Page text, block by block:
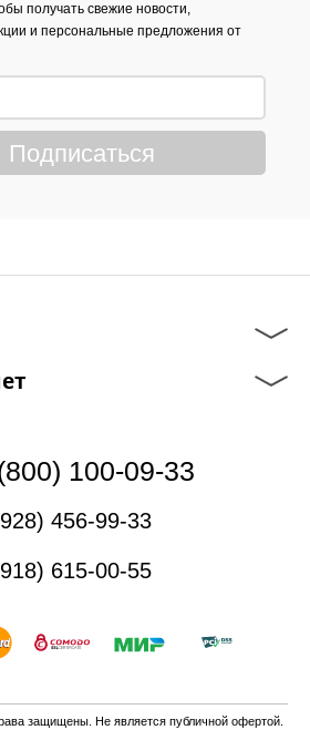
получать свежие новости,
и персональные предложения от
Подписаться
100-09-33
456-99-33
615-00-55
защищены. Не является публичной офертой.